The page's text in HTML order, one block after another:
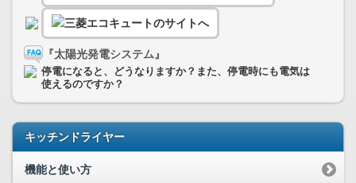
『太陽光発電システム』
停電になると、どうなりますか？また、停電時にも電気は
使えるのですか？
キッチンドライヤー
機能と使い方